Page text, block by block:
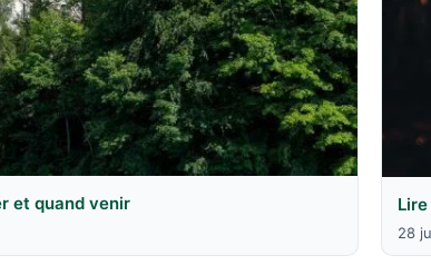
et quand venir
28